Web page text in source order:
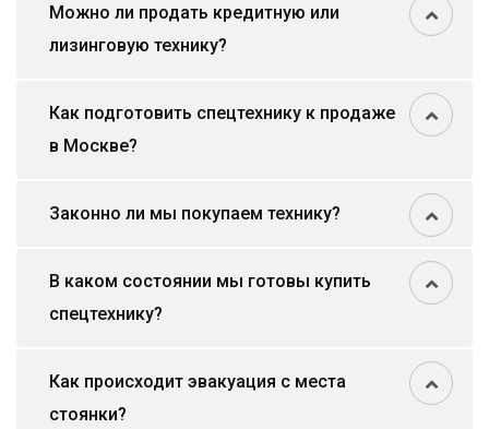
Можно ли продать кредитную или
лизинговую технику?
Как подготовить спецтехнику к продаже
в Москве?
Законно ли мы покупаем технику?
В каком состоянии мы готовы купить
спецтехнику?
Как происходит эвакуация с места
стоянки?